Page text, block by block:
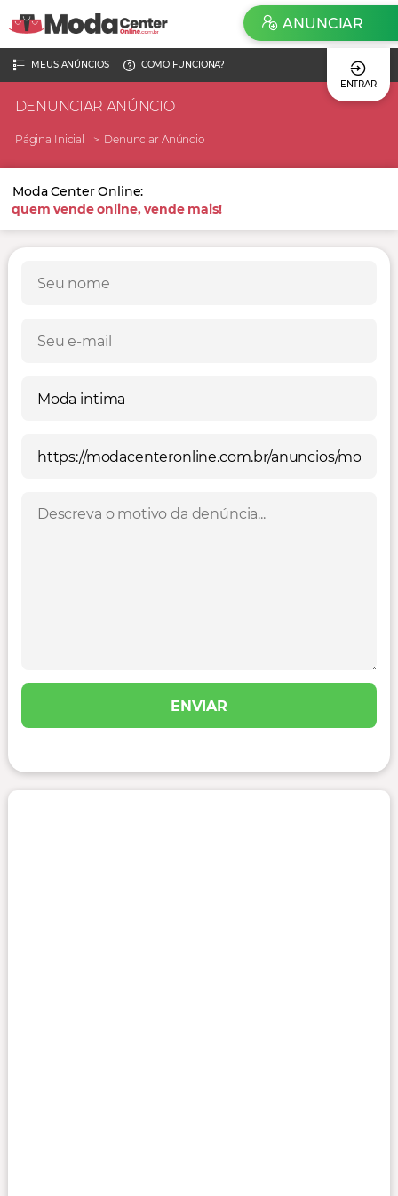
MEUS ANÚNCIOS
COMO FUNCIONA?
ENTRAR
ANUNCIAR
DENUNCIAR ANÚNCIO
Página Inicial Denunciar Anúncio
Moda Center Online:
quem vende online, vende mais!